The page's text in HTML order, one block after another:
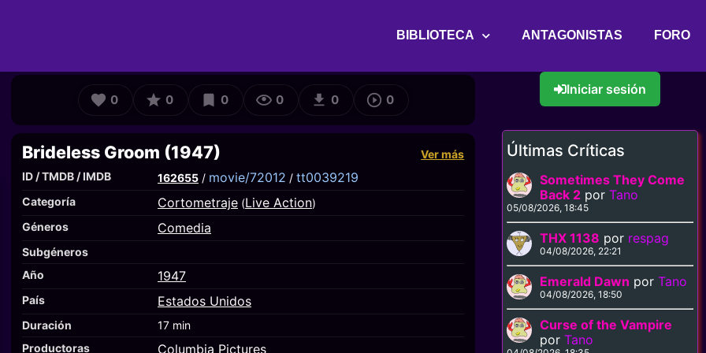
BIBLIOTECA ANTAGONISTAS FORO
0 0 0 0 0 0
Brideless Groom (1947)
Ver más
ID / TMDB / IMDB
162655 / movie/72012 / tt0039219
Categoría Cortometraje (Live Action)
Géneros
Comedia
Subgéneros
Año
1947
País Estados Unidos
Duración
17 min
Productoras
Columbia Pictures
Iniciar sesión
Últimas Críticas
Sometimes They Come
Back 2 porTano
05/08/2026, 18:45
THX 1138 por respag
04/08/2026, 22:21
Emerald Dawn porTano
04/08/2026, 18:50
Curse of the Vampire
porTano